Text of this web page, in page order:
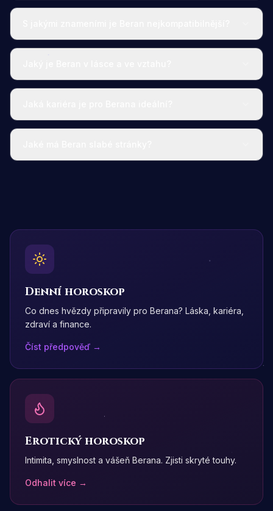
Denní horoskop
Co dnes hvězdy připravily pro Berana? Láska, kariéra,
zdraví a finance.
Číst předpověď →
Erotický horoskop
Intimita, smyslnost a vášeň Berana. Zjisti skryté touhy.
Odhalit více →